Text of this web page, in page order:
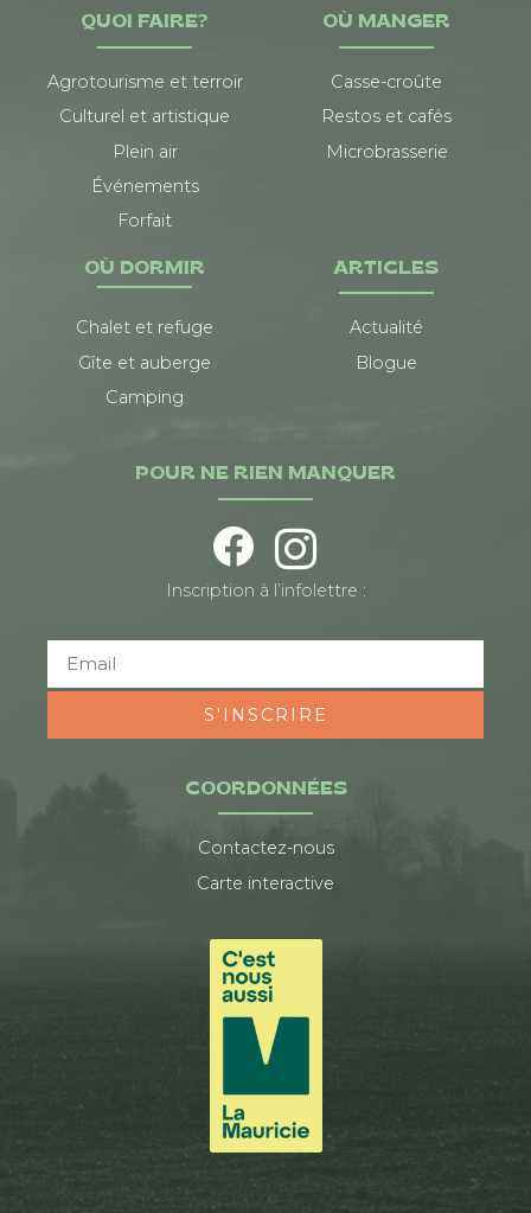
QUOI FAIRE?
Agrotourisme et terroir
Culturel et artistique
Plein air
Événements
Forfait
OÙ MANGER
Casse-croûte
Restos et cafés
Microbrasserie
OÙ DORMIR
Chalet et refuge
Gîte et auberge
Camping
ARTICLES
Actualité
Blogue
COORDONNÉES
Contactez-nous
Carte interactive
POUR NE RIEN MANQUER
Inscription à l’infolettre :
S'INSCRIRE